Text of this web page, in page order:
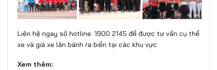
Liên hệ ngay số hotline: 1900 2145 để được tư vấn cụ thể
xe và giá xe lăn bánh ra biển tại các khu vực.
Xem thêm: